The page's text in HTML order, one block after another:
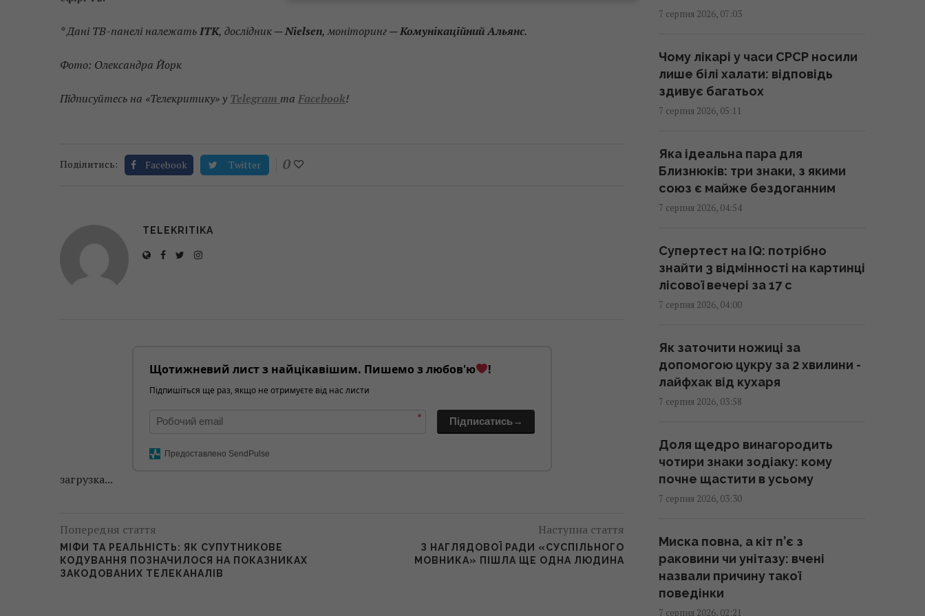
* Дані ТВ-панелі належатьІТК, дослідник ─Nielsen, моніторинг ─Комунікаційний Альянс.
Фото: Олександра Йорк
Підписуйтесь на «Телекритику» у Telegram та Facebook!
Поділитись: Facebook Twitter 0
TELEKRITIKA
Щотижневий лист з найцікавішим. Пишемо з любов'ю !
Підпишіться ще раз, якщо не отримуєте від нас листи
* Підписатись→
Предоставлено SendPulse
загрузка...
Попередня стаття
МІФИ ТА РЕАЛЬНІСТЬ: ЯК СУПУТНИКОВЕ
КОДУВАННЯ ПОЗНАЧИЛОСЯ НА ПОКАЗНИКАХ
ЗАКОДОВАНИХ ТЕЛЕКАНАЛІВ
Наступна стаття
З НАГЛЯДОВОЇ РАДИ «СУСПІЛЬНОГО
МОВНИКА» ПІШЛА ЩЕ ОДНА ЛЮДИНА
прохолода: яким областям
Експерт вимкнув одне
налаштування Android – і
05:30 п'ятниця, 07 серпня 2026
Червневий оптимізм українців
05:25 п'ятниця, 07 серпня 2026
Удари Росії по кораблях у
04:37 п'ятниця, 07 серпня 2026
214 мільйонів років тому
04:31 п'ятниця, 07 серпня 2026
У чому полягає користь
03:28 п'ятниця, 07 серпня 2026
В Генштабі ЗСУ повідомили, на
яку суму країни НАТО виділять
7 серпня 2026, 07:03
Чому лікарі у часи СРСР носили
лише білі халати: відповідь
здивує багатьох
7 серпня 2026, 05:11
Яка ідеальна пара для
Близнюків: три знаки, з якими
союз є майже бездоганним
7 серпня 2026, 04:54
Супертест на IQ: потрібно
знайти 3 відмінності на картинці
лісової вечері за 17 с
7 серпня 2026, 04:00
Як заточити ножиці за
допомогою цукру за 2 хвилини -
лайфхак від кухаря
7 серпня 2026, 03:58
Доля щедро винагородить
чотири знаки зодіаку: кому
почне щастити в усьому
7 серпня 2026, 03:30
Миска повна, а кіт п’є з
раковини чи унітазу: вчені
назвали причину такої
поведінки
7 серпня 2026, 02:21